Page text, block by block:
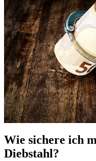
Wie sichere ich
Diebstahl?